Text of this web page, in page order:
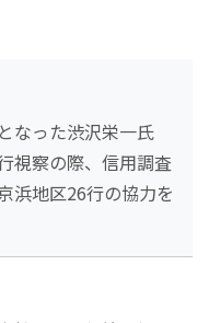
なった渋沢栄一氏
視察の際、信用調査
浜地区26行の協力を